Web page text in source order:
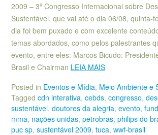
2009 – 3º Congresso Internacional sobre
Sustentável, que vai até o dia 06/08, quinta-
dia foi bem puxado e com excelente
temas abordados, como pelos palestrantes
evento, entre eles: Marcos Bicudo:
Brasil e Chairman LEIA MAIS
Posted in Eventos e Mídia, Meio Ambiente e
Tagged cdn interativa, cebds, congresso,
sustentável, doutores da alegria, evento,
mma, nações unidas, petrobras, philips do
puc sp, sustentável 2009, tuca, wwf-brasil